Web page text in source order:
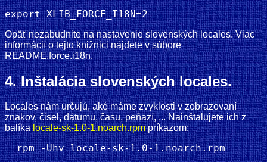
Opäť nezabudnite na nastavenie slovenských locales. Viac
informácií o tejto knižnici nájdete v súbore
README.force.i18n.
4. Inštalácia slovenských locales.
Locales nám určujú, aké máme zvyklosti v zobrazovaní
znakov, čisel, dátumu, času, peňazí, ... Nainštalujete ich z
balíkalocale-sk-1.0-1.noarch.rpmpríkazom: